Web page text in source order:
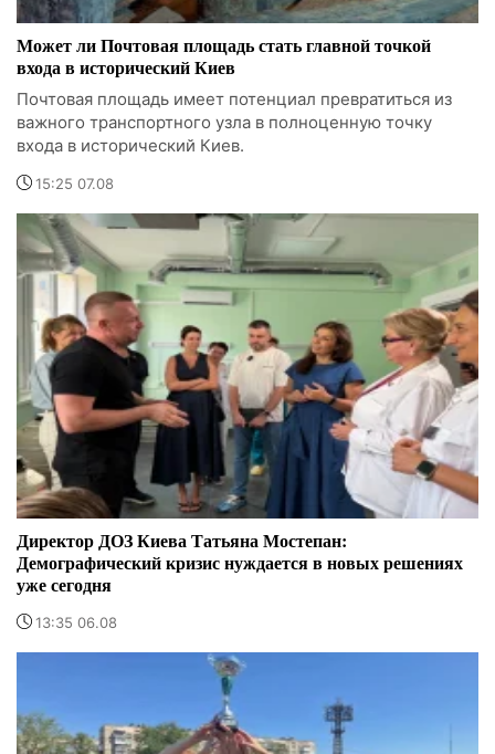
Может ли Почтовая площадь стать главной точкой
входа в исторический Киев
Почтовая площадь имеет потенциал превратиться из
важного транспортного узла в полноценную точку
входа в исторический Киев.
15:25 07.08
Директор ДОЗ Киева Татьяна Мостепан:
Демографический кризис нуждается в новых решениях
уже сегодня
13:35 06.08